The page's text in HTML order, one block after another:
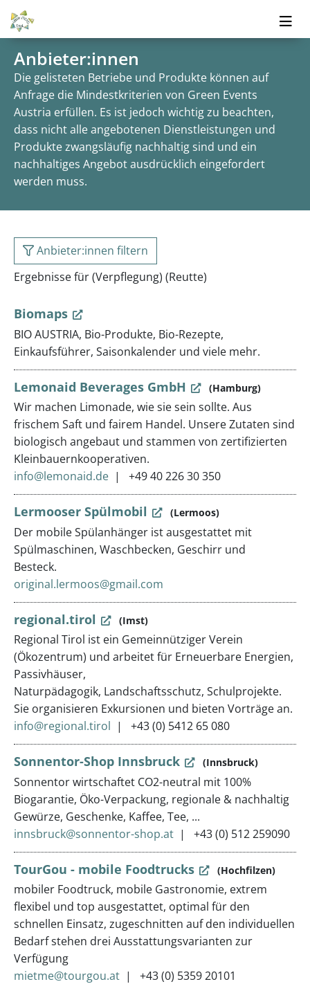
Anbieter:innen
Die gelisteten Betriebe und Produkte können auf
Anfrage die Mindestkriterien von Green Events
Austria erfüllen. Es ist jedoch wichtig zu beachten,
dass nicht alle angebotenen Dienstleistungen und
Produkte zwangsläufig nachhaltig sind und ein
nachhaltiges Angebot ausdrücklich eingefordert
werden muss.
Anbieter:innen filtern
Ergebnisse für (Verpflegung) (Reutte)
Biomaps
BIO AUSTRIA, Bio-Produkte, Bio-Rezepte,
Einkaufsführer, Saisonkalender und viele mehr.
Lemonaid Beverages GmbH (Hamburg)
Wir machen Limonade, wie sie sein sollte. Aus
frischem Saft und fairem Handel. Unsere Zutaten sind
biologisch angebaut und stammen von zertifizierten
Kleinbauernkooperativen.
info@lemonaid.de
+49 40 226 30 350
Lermooser Spülmobil (Lermoos)
Der mobile Spülanhänger ist ausgestattet mit
Spülmaschinen, Waschbecken, Geschirr und
Besteck.
original.lermoos@gmail.com
regional.tirol (Imst)
Regional Tirol ist ein Gemeinnütziger Verein
(Ökozentrum) und arbeitet für Erneuerbare Energien,
Passivhäuser,
Naturpädagogik, Landschaftsschutz, Schulprojekte.
Sie organisieren Exkursionen und bieten Vorträge an.
info@regional.tirol
+43 (0) 5412 65 080
Sonnentor-Shop Innsbruck (Innsbruck)
Sonnentor wirtschaftet CO2-neutral mit 100%
Biogarantie, Öko-Verpackung, regionale & nachhaltig
Gewürze, Geschenke, Kaffee, Tee, ...
innsbruck@sonnentor-shop.at
+43 (0) 512 259090
TourGou - mobile Foodtrucks (Hochfilzen)
mobiler Foodtruck, mobile Gastronomie, extrem
flexibel und top ausgestattet, optimal für den
schnellen Einsatz, zugeschnitten auf den individuellen
Bedarf stehen drei Ausstattungsvarianten zur
Verfügung
mietme@tourgou.at
+43 (0) 5359 20101